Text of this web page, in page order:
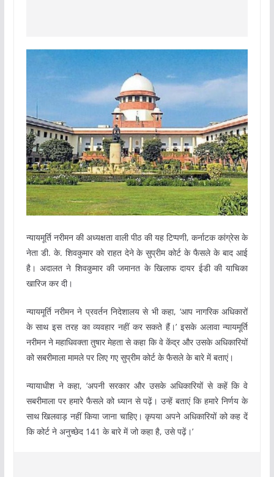
न्यायमूर्ति नरीमन की अध्यक्षता वाली पीठ की यह टिप्पणी, कर्नाटक कांग्रेस के
नेता डी. के. शिवकुमार को राहत देने के सुप्रीम कोर्ट के फैसले के बाद आई
है। अदालत ने शिवकुमार की जमानत के खिलाफ दायर ईडी की याचिका
खारिज कर दी।
न्यायमूर्ति नरीमन ने प्रवर्तन निदेशालय से भी कहा, ‘आप नागरिक अधिकारों
के साथ इस तरह का व्यवहार नहीं कर सकते हैं।’ इसके अलावा न्यायमूर्ति
नरीमन ने महाधिवक्ता तुषार मेहता से कहा कि वे केंद्र और उसके अधिकारियों
को सबरीमाला मामले पर लिए गए सुप्रीम कोर्ट के फैसले के बारे में बताएं।
न्यायाधीश ने कहा, ‘अपनी सरकार और उसके अधिकारियों से कहें कि वे
सबरीमाला पर हमारे फैसले को ध्यान से पढ़ें। उन्हें बताएं कि हमारे निर्णय के
साथ खिलवाड़ नहीं किया जाना चाहिए। कृपया अपने अधिकारियों को कह दें
कि कोर्ट ने अनुच्छेद 141 के बारे में जो कहा है, उसे पढ़ें।’